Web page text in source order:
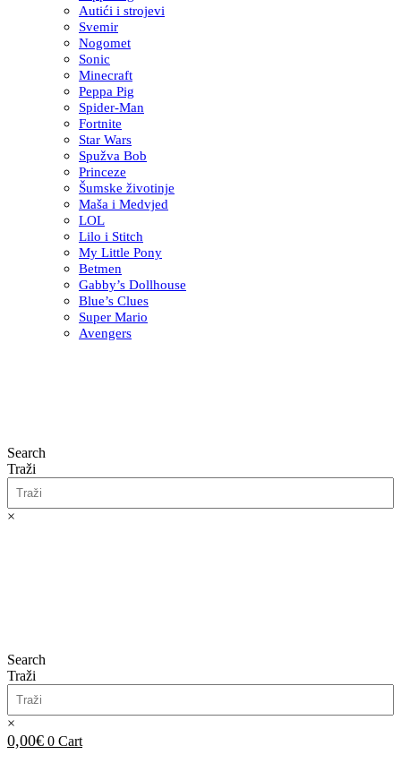
Autići i strojevi
Svemir
Nogomet
Sonic
Minecraft
Peppa Pig
Spider-Man
Fortnite
Star Wars
Spužva Bob
Princeze
Šumske životinje
Maša i Medvjed
LOL
Lilo i Stitch
My Little Pony
Betmen
Gabby’s Dollhouse
Blue’s Clues
Super Mario
Avengers
Search
Traži
×
Search
Traži
×
0,00€ 0 Cart